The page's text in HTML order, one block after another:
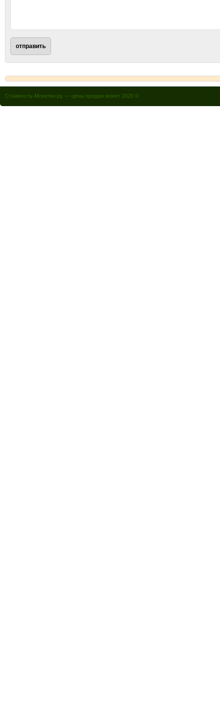
Стоимость-Монетки.ру — цены продаж монет 2020 ©